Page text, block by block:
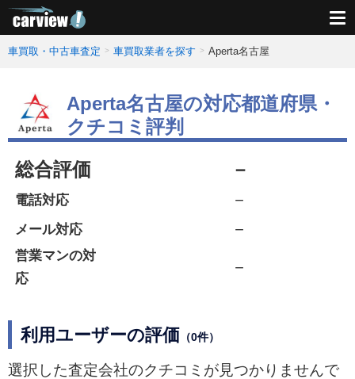
車買取・中古車査定 車買取業者を探す Aperta名古屋
Aperta名古屋の対応都道府県・
クチコミ評判
総合評価 －
電話対応 －
メール対応 －
営業マンの対
応
－
利用ユーザーの評価 （0件）
選択した査定会社のクチコミが見つかりませんで